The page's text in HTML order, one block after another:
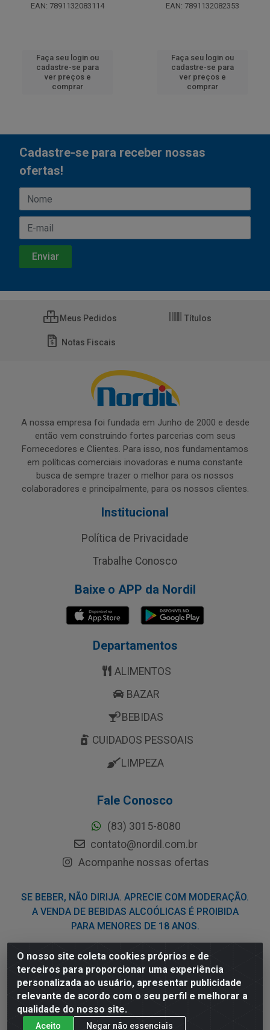
EAN: 7891132083114
Faça seu login ou
cadastre-se para
ver preços e
comprar
EAN: 7891132082353
Faça seu login ou
cadastre-se para
ver preços e
comprar
O nosso site coleta cookies próprios e de
terceiros para proporcionar uma experiência
personalizada ao usuário, apresentar publicidade
relevante de acordo com o seu perfil e melhorar a
qualidade do nosso site.
Aceito Negar não essenciais
Cadastre-se para receber nossas
ofertas!
Meus Pedidos Títulos
Notas Fiscais
A nossa empresa foi fundada em Junho de 2000 e desde
então vem construindo fortes parcerias com seus
Fornecedores e Clientes. Para isso, nos fundamentamos
em políticas comerciais inovadoras e numa constante
busca de sempre trazer o melhor para os nossos
colaboradores e principalmente, para os nossos clientes.
Institucional
Política de Privacidade
Trabalhe Conosco
Baixe o APP da Nordil
Departamentos
ALIMENTOS
BAZAR
BEBIDAS
CUIDADOS PESSOAIS
LIMPEZA
Fale Conosco
(83) 3015-8080
contato@nordil.com.br
Acompanhe nossas ofertas
SE BEBER, NÃO DIRIJA. APRECIE COM MODERAÇÃO.
A VENDA DE BEBIDAS ALCOÓLICAS É PROIBIDA
PARA MENORES DE 18 ANOS.
Nordil Distribuidora - Avenida Liberdade, 2738, Bloco F -
Sesi - Bayeux/PB - CEP 58.111-400 - CNPJ
03.775.813/0001-41